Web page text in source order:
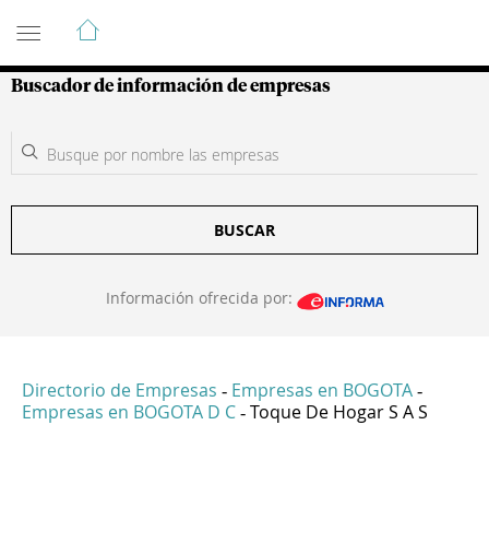
Guía de Empresas Colombianas
Buscador de información de empresas
BUSCAR
Información ofrecida por:
Directorio de Empresas - Empresas en BOGOTA -
Empresas en BOGOTA D C - Toque De Hogar S A S